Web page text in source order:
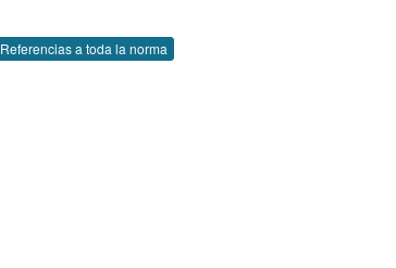
Referencias a toda la norma